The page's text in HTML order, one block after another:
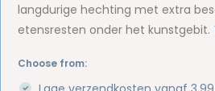
langdurige hechting met extra
etensresten onder het kunstgebit.
Choose from: